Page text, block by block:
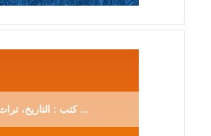
كتب : التاريخ، تراث ...